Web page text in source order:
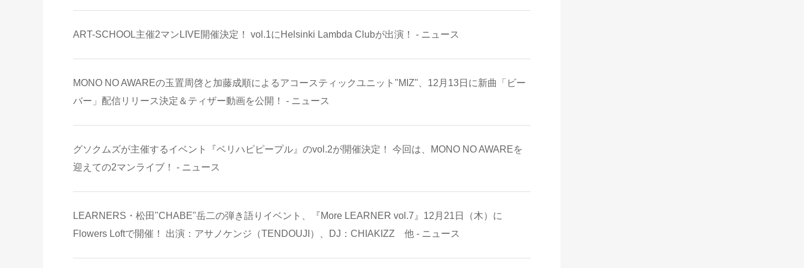
ART-SCHOOL主催2マンLIVE開催決定！ vol.1にHelsinki Lambda Clubが出演！ - ニュース
MONO NO AWAREの玉置周啓と加藤成順によるアコースティックユニット"MIZ"、12月13日に新曲「ビー
バー」配信リリース決定＆ティザー動画を公開！ - ニュース
グソクムズが主催するイベント『ベリハピピープル』のvol.2が開催決定！ 今回は、MONO NO AWAREを
迎えての2マンライブ！ - ニュース
LEARNERS・松田"CHABE"岳二の弾き語りイベント、『More LEARNER vol.7』12月21日（木）に
Flowers Loftで開催！ 出演：アサノケンジ（TENDOUJI）、DJ：CHIAKIZZ 他 - ニュース